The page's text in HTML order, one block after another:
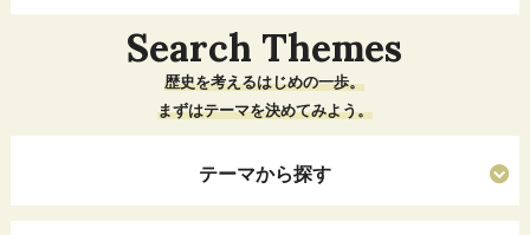
Search Themes
歴史を考えるはじめの一歩。
まずはテーマを決めてみよう。
テーマから探す